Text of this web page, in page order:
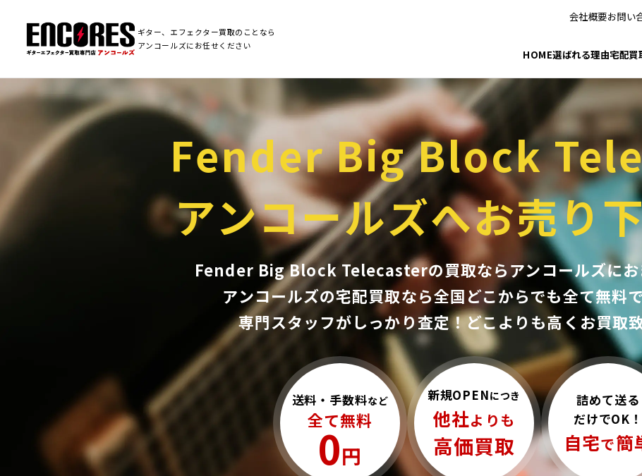
ギター、エフェクター買取のことなら
アンコールズにお任せください
会社概要お問い
HOME選ばれる理由宅配買
Fender Big Block
アンコールズへお売り
Fender Big Block Telecasterの買取ならアンコールズにお
アンコールズの宅配買取なら全国どこからでも全て無料
専門スタッフがしっかり査定！どこよりも高くお買取
送料・手数料など
全て無料
0円
新規OPENにつき
他社よりも
高価買取
詰めて送る
だけでOK！
自宅で簡